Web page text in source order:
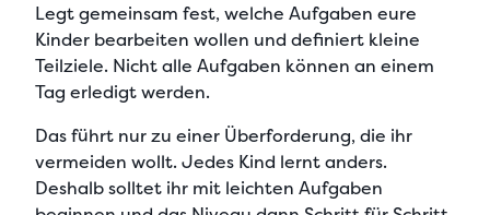
Legt gemeinsam fest, welche Aufgaben eure
Kinder bearbeiten wollen und definiert kleine
Teilziele. Nicht alle Aufgaben können an einem
Tag erledigt werden.
Das führt nur zu einer Überforderung, die ihr
vermeiden wollt. Jedes Kind lernt anders.
Deshalb solltet ihr mit leichten Aufgaben